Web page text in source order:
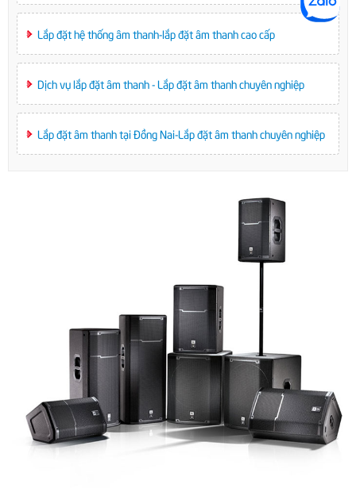
Lắp đặt hệ thống âm thanh-lắp đặt âm thanh cao cấp
Dịch vụ lắp đặt âm thanh - Lắp đặt âm thanh chuyên nghiệp
Lắp đặt âm thanh tại Đồng Nai-Lắp đặt âm thanh chuyên nghiệp